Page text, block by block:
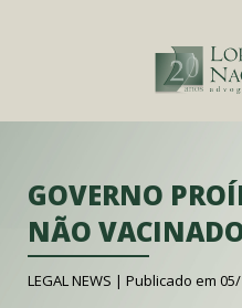
GOVERNO
NÃO
LEGAL NEWS | Publicado em